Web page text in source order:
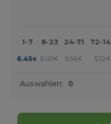
1-7 8-23 24-71 72-
6.45€ 6.00€ 5.56€ 5.12€
Auswahlen: 0